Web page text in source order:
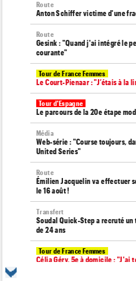
Route
Anton Schiffer victime d'une
Route
Gesink : "Quand j'ai intégré le
courante"
Tour de France Femmes
Le Court-Pienaar : "J’étais à la
Tour d'Espagne
Le parcours de la 20e étape
Média
Web-série : "Course toujours,
United Series"
Route
Émilien Jacquelin va effectuer
le 16 août !
Transfert
Soudal Quick-Step a recruté
de 24 ans
Tour de France Femmes
Célia Géry, 5e à domicile : "J'ai